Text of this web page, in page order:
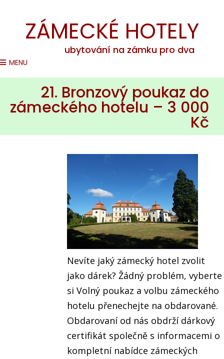
ZÁMECKÉ HOTELY
ubytování na zámku pro dva
MENU
21. Bronzový poukaz do
zámeckého hotelu – 3 000
Kč
Nevíte jaký zámecký hotel zvolit
jako dárek? Žádný problém, vyberte
si Volný poukaz a volbu zámeckého
hotelu přenechejte na obdarované.
Obdarovaní od nás obdrží dárkový
certifikát společně s informacemi o
kompletní nabídce zámeckých